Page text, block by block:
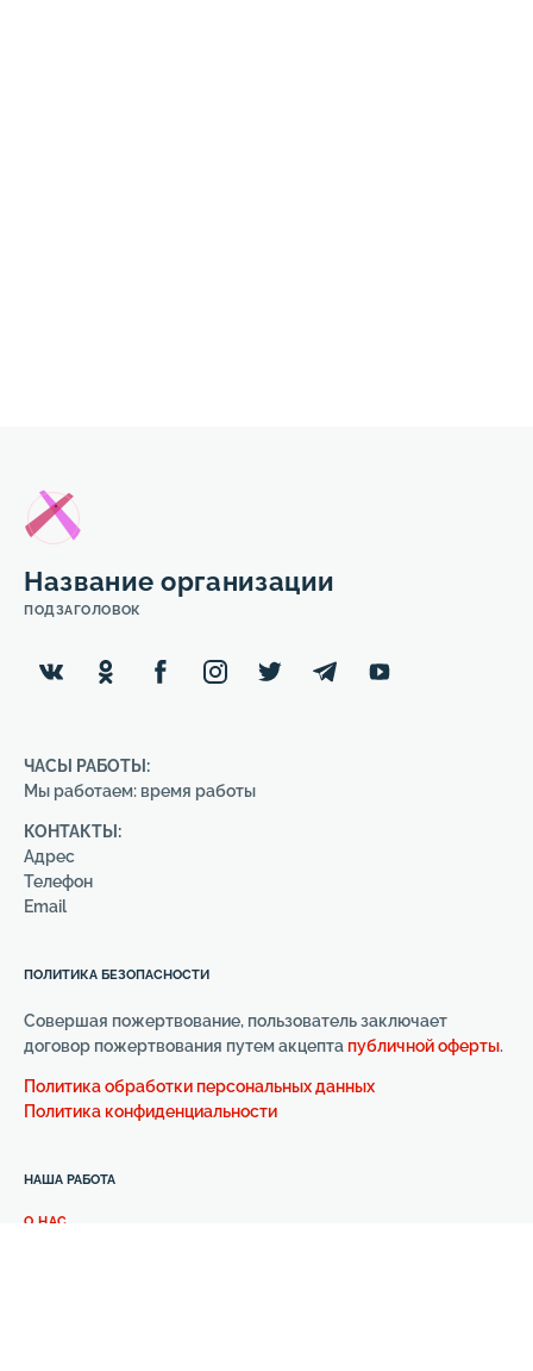
Название организации
ПОДЗАГОЛОВОК
ЧАСЫ РАБОТЫ:
Мы работаем: время работы
КОНТАКТЫ:
Адрес
Телефон
Email
НАША РАБОТА
О НАС
ПОЛИТИКА БЕЗОПАСНОСТИ
Совершая пожертвование, пользователь заключает
договор пожертвования путем акцепта публичной оферты.
Политика обработки персональных данных
Политика конфиденциальности